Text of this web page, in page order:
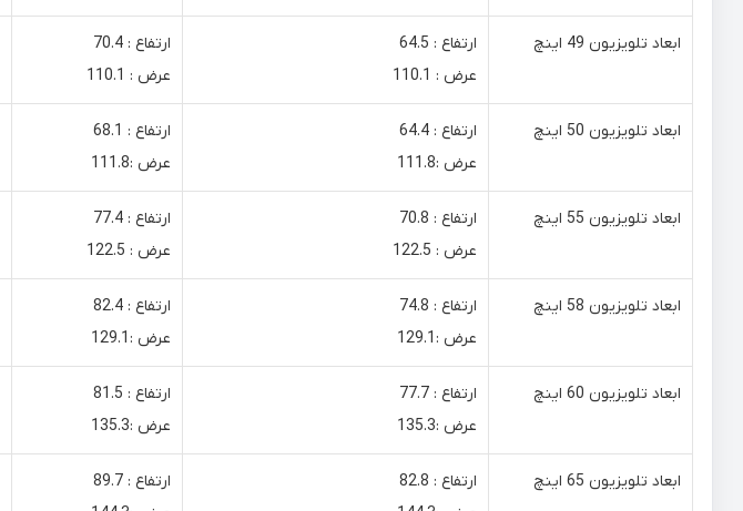
ابعاد تلویزیون 49 اینچ
ارتفاع : 64.5
عرض : 110.1
ارتفاع : 70.4
عرض : 110.1
ابعاد تلویزیون 50 اینچ
ارتفاع : 64.4
عرض :111.8
ارتفاع : 68.1
عرض :111.8
ابعاد تلویزیون 55 اینچ
ارتفاع : 70.8
عرض : 122.5
ارتفاع : 77.4
عرض : 122.5
ابعاد تلویزیون 58 اینچ
ارتفاع : 74.8
عرض :129.1
ارتفاع : 82.4
عرض :129.1
ابعاد تلویزیون 60 اینچ
ارتفاع : 77.7
عرض :135.3
ارتفاع : 81.5
عرض :135.3
ابعاد تلویزیون 65 اینچ
ارتفاع : 82.8
ارتفاع : 89.7